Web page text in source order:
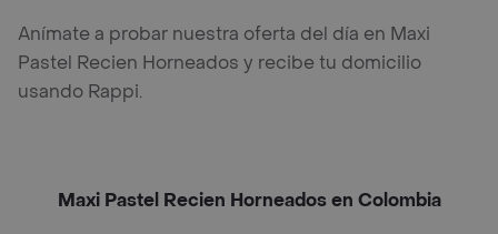
Anímate a probar nuestra oferta del día en Maxi
Pastel Recien Horneados y recibe tu domicilio
usando Rappi.
Maxi Pastel Recien Horneados en Colombia